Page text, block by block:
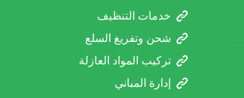
خدمات التنظيف
شحن وتفريغ السلع
تركيب المواد العازلة
إدارة المباني